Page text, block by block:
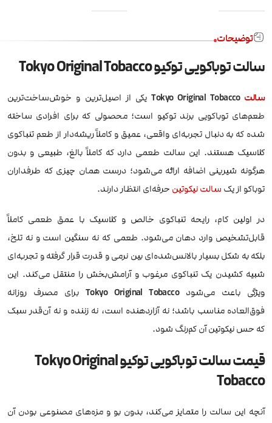
توضیحات
سالت توباکویی توکیو Tokyo Original Tobacco
سالت Tokyo Original Tobacco
یکی از اصیل‌ترین و خوش‌ساخت‌ترین
طعم‌های توباکویی برند توکیو است؛ محصولی که برای افرادی ساخته
شده که به دنبال تجربه‌ای واقعی، عمیق و کاملاً ریشه‌دار از طعم تنباکوی
کلاسیک هستند. این سالت طعمی دارد که کاملاً بالغ، طبیعی و بدون
هرگونه شیرینی اضافه ارائه می‌شود؛ درست همان چیزی که طرفداران
توباکو از یک سالت نیکوتین حرفه‌ای انتظار دارند.
در اولین کام، رایحه تنباکوی خالص و کلاسیک با عمق طعمی کاملاً
قابل‌تشخیص وارد دهان می‌شود. طعمی که نه سنگین است و نه تلخ،
بلکه به شکل بسیار بالانس‌شده‌ای بین نرمی و قدرت قرار گرفته و تجربه‌ای
شبیه کشیدن یک تنباکوی مرغوب و آرامش‌بخش را منتقل می‌کند. این
ویژگی باعث می‌شودTokyo Original Tobaccoبرای مصرف روزانه
فوق‌العاده مناسب باشد؛ نه آزاردهنده است، نه زننده و نه آن‌قدر سبک
که حس نیکوتین آن کم‌رنگ شود.
قیمت سالت توباکویی توکیو Tokyo Original
Tobacco
آنچه این سالت را متمایز می‌کند، بدون بو و مزه‌های مصنوعی بودن آن